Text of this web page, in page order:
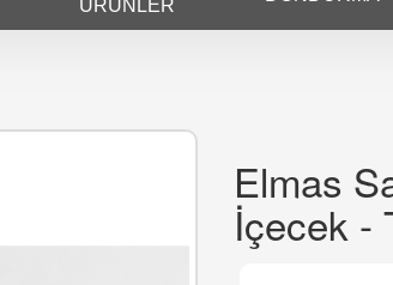
ÜRÜNLER
Elmas
İçecek -